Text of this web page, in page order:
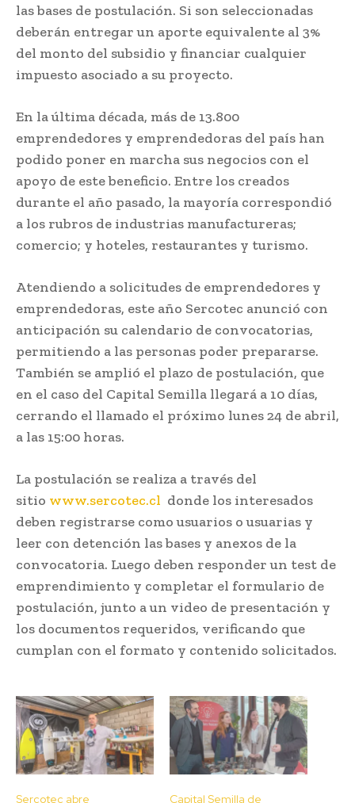
las bases de postulación. Si son seleccionadas
deberán entregar un aporte equivalente al 3%
del monto del subsidio y financiar cualquier
impuesto asociado a su proyecto.
En la última década, más de 13.800
emprendedores y emprendedoras del país han
podido poner en marcha sus negocios con el
apoyo de este beneficio. Entre los creados
durante el año pasado, la mayoría correspondió
a los rubros de industrias manufactureras;
comercio; y hoteles, restaurantes y turismo.
Atendiendo a solicitudes de emprendedores y
emprendedoras, este año Sercotec anunció con
anticipación su calendario de convocatorias,
permitiendo a las personas poder prepararse.
También se amplió el plazo de postulación, que
en el caso del Capital Semilla llegará a 10 días,
cerrando el llamado el próximo lunes 24 de abril,
a las 15:00 horas.
La postulación se realiza a través del
sitio www.sercotec.cl donde los interesados
deben registrarse como usuarios o usuarias y
leer con detención las bases y anexos de la
convocatoria. Luego deben responder un test de
emprendimiento y completar el formulario de
postulación, junto a un video de presentación y
los documentos requeridos, verificando que
cumplan con el formato y contenido solicitados.
Sercotec abre Capital Semilla de